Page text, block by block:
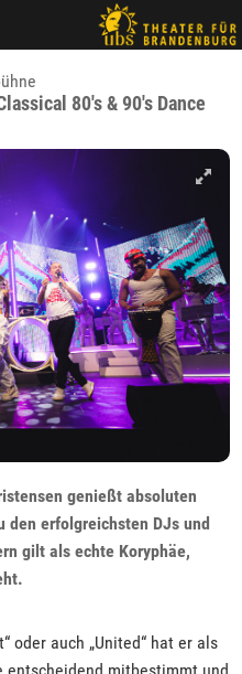
80's & 90's Dance
genießt absoluten
erfolgreichsten DJs und
gilt als echte Koryphäe,
oder auch „United“ hat er als